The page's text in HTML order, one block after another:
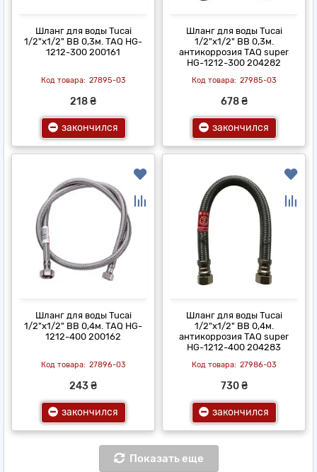
Шланг для воды Tucai
1/2"x1/2" ВВ 0,3м. TAQ HG-
1212-300 200161
27895-03
218 ₴
закончился
Шланг для воды Tucai
1/2"x1/2" ВВ 0,3м.
антикоррозия TAQ super
HG-1212-300 204282
27985-03
678 ₴
закончился
Шланг для воды Tucai
1/2"x1/2" ВВ 0,4м. TAQ HG-
1212-400 200162
27896-03
243 ₴
закончился
Шланг для воды Tucai
1/2"x1/2" ВВ 0,4м.
антикоррозия TAQ super
HG-1212-400 204283
27986-03
730 ₴
закончился
Показать еще